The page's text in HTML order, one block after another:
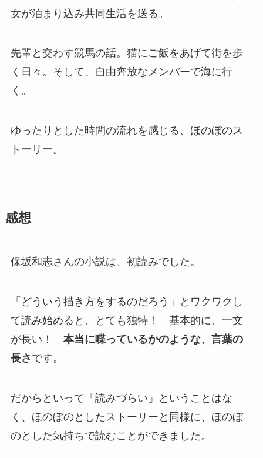
女が泊まり込み共同生活を送る。
先輩と交わす競馬の話。猫にご飯をあげて街を歩
く日々。そして、自由奔放なメンバーで海に行
く。
ゆったりとした時間の流れを感じる、ほのぼのス
トーリー。
感想
保坂和志さんの小説は、初読みでした。
「どういう描き方をするのだろう」とワクワクし
て読み始めると、とても独特！ 基本的に、一文
が長い！ 本当に喋っているかのような、言葉の
長さ です。
だからといって「読みづらい」ということはな
く、ほのぼのとしたストーリーと同様に、ほのぼ
のとした気持ちで読むことができました。